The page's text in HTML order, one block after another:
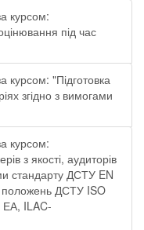
курсом:
під час
курсом: "Підготовка
згідно з вимогами
курсом:
з якості, аудиторів
стандарту ДСТУ EN
положень ДСТУ ISO
ILAC-